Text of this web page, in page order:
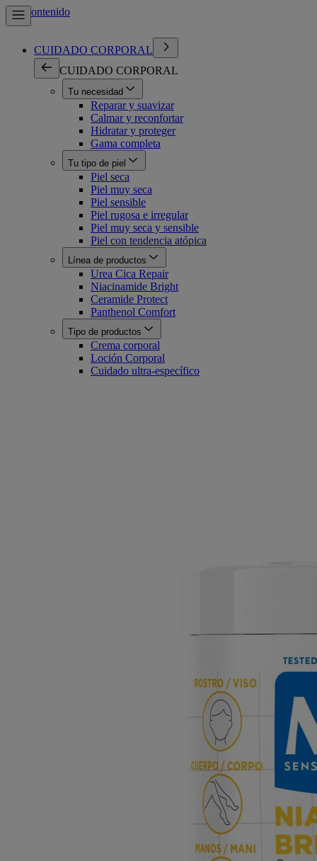
Ir al contenido
CUIDADO CORPORAL
CUIDADO CORPORAL
Tu necesidad
Reparar y suavizar
Calmar y reconfortar
Hidratar y proteger
Gama completa
Tu tipo de piel
Piel seca
Piel muy seca
Piel sensible
Piel rugosa e irregular
Piel muy seca y sensible
Piel con tendencia atópica
Línea de productos
Urea Cica Repair
Niacinamide Bright
Ceramide Protect
Panthenol Comfort
Tipo de productos
Crema corporal
Loción Corporal
Cuidado ultra-específico